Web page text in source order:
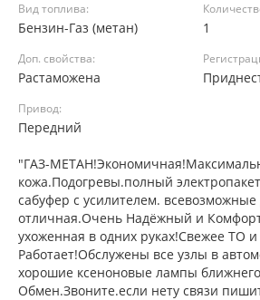
Вид топлива:
Бензин-Газ (метан) 1
Доп. свойства:
Растаможена
Привод:
Передний
"ГАЗ-
кожа.Подогревы.полный
сабуфер с усилителем.
отличная.Очень Надёжный и
ухоженная в одних руках!Свежее ТО и
Работает!Обслужены все узлы в
хорошие ксеноновые лампы
Обмен.Звоните.если нету связи